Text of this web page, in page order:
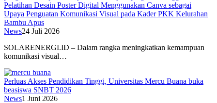
Pelatihan Desain Poster Digital Menggunakan Canva sebagai
Upaya Penguatan Komunikasi Visual pada Kader PKK Kelurahan
Bambu Apus
News24 Juli 2026
SOLARENERGI.ID – Dalam rangka meningkatkan kemampuan
komunikasi visual…
Perluas Akses Pendidikan Tinggi, Universitas Mercu Buana buka
beasiswa SNBT 2026
News1 Juni 2026